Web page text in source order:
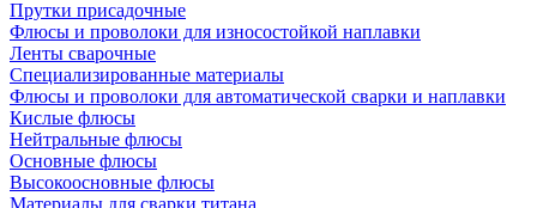
Прутки присадочные
Флюсы и проволоки для износостойкой наплавки
Ленты сварочные
Специализированные материалы
Флюсы и проволоки для автоматической сварки и наплавки
Кислые флюсы
Нейтральные флюсы
Основные флюсы
Высокоосновные флюсы
Материалы для сварки титана